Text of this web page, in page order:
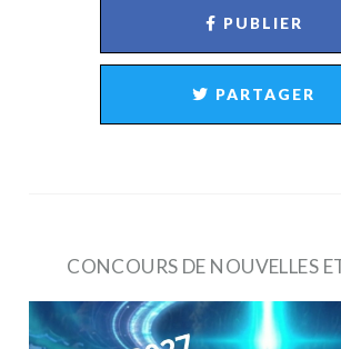
CONCOURS DE NOUVELLES
PUBLIER
PARTAGER